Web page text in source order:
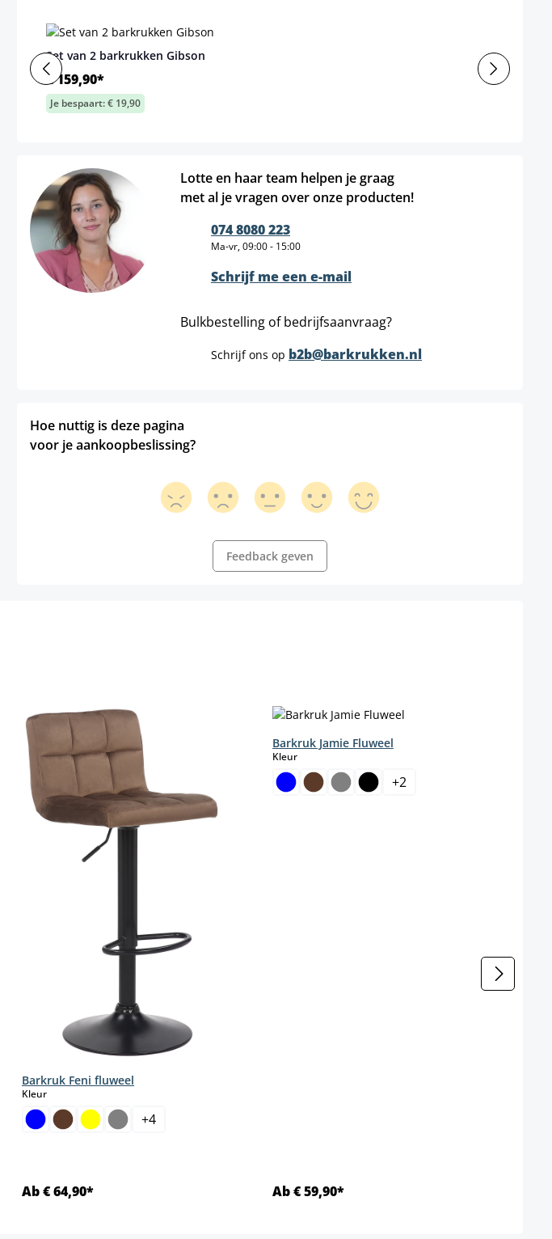
Set van 2 barkrukken Gibson
€ 159,90*
Je bespaart: € 19,90
Lotte en haar team helpen je graag
met al je vragen over onze producten!
074 8080 223
Ma-vr, 09:00 - 15:00
Schrijf me een e-mail
Bulkbestelling of bedrijfsaanvraag?
Schrijf ons op b2b@barkrukken.nl
Hoe nuttig is deze pagina
voor je aankoopbeslissing?
Feedback geven
Barkruk Feni fluweel
Kleurselect
+4
Ab € 64,90*
Barkruk Jamie Fluweel
Kleurselect
+2
Ab € 59,90*